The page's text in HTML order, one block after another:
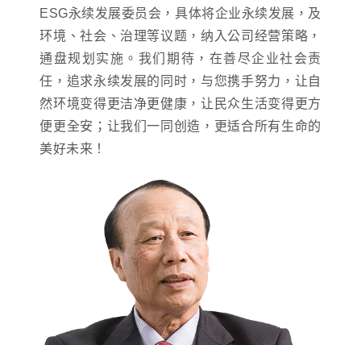
ESG永续发展委员会，具体将企业永续发展，及
环境、社会、治理等议题，纳入公司经营策略，
通盘规划实施。我们期待，在善尽企业社会责
任，追求永续发展的同时，与您携手努力，让自
然环境变得更洁净更健康，让民众生活变得更方
便更全安；让我们一同创造，更适合所有生命的
美好未来！